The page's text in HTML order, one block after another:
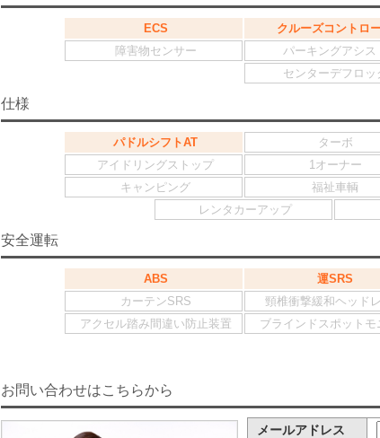
ECS クルーズコントロ
障害物センサー
パーキングアシス
センターデフロッ
仕様
パドルシフトAT ターボ
アイドリングストップ
1オーナー
キャンピング
福祉車輌
レンタカーアップ
安全運転
ABS 運SRS
カーテンSRS
頸椎衝撃緩和ヘッド
アクセル踏み間違い防止装置
ブラインドスポットモ
お問い合わせはこちらから
メールアドレス